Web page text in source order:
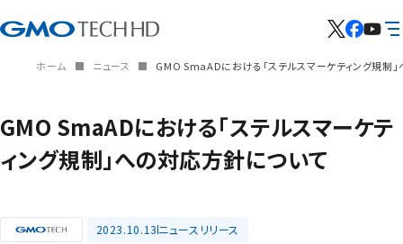
ホーム ニュース GMO SmaADにおける「ステルスマーケティング規制
GMO SmaADにおける「ステルスマーケテ
ィング規制」への対応方針について
2023.10.13ニュースリリース